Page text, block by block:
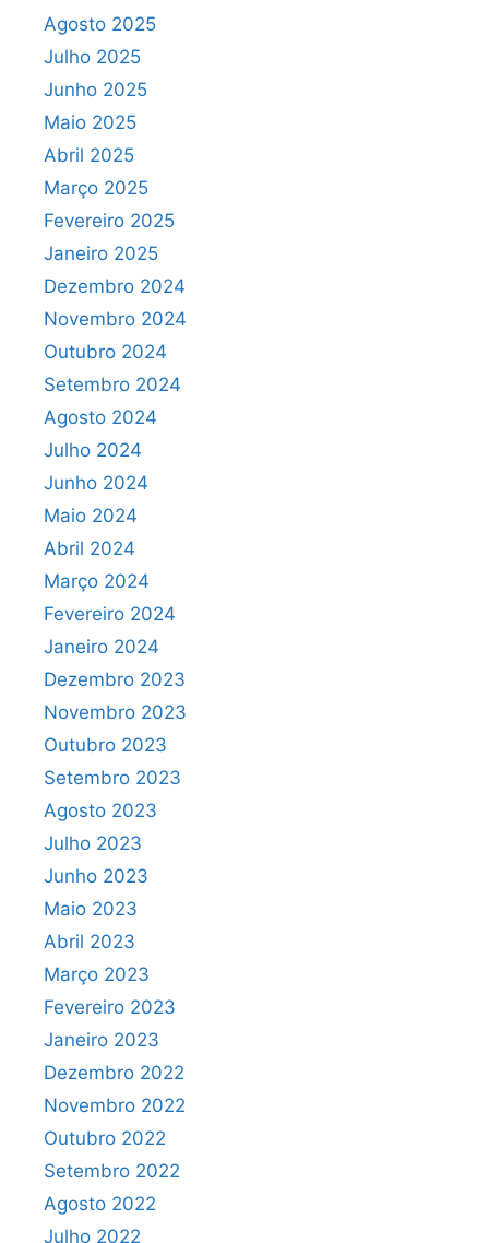
Agosto 2025
Julho 2025
Junho 2025
Maio 2025
Abril 2025
Março 2025
Fevereiro 2025
Janeiro 2025
Dezembro 2024
Novembro 2024
Outubro 2024
Setembro 2024
Agosto 2024
Julho 2024
Junho 2024
Maio 2024
Abril 2024
Março 2024
Fevereiro 2024
Janeiro 2024
Dezembro 2023
Novembro 2023
Outubro 2023
Setembro 2023
Agosto 2023
Julho 2023
Junho 2023
Maio 2023
Abril 2023
Março 2023
Fevereiro 2023
Janeiro 2023
Dezembro 2022
Novembro 2022
Outubro 2022
Setembro 2022
Agosto 2022
Julho 2022